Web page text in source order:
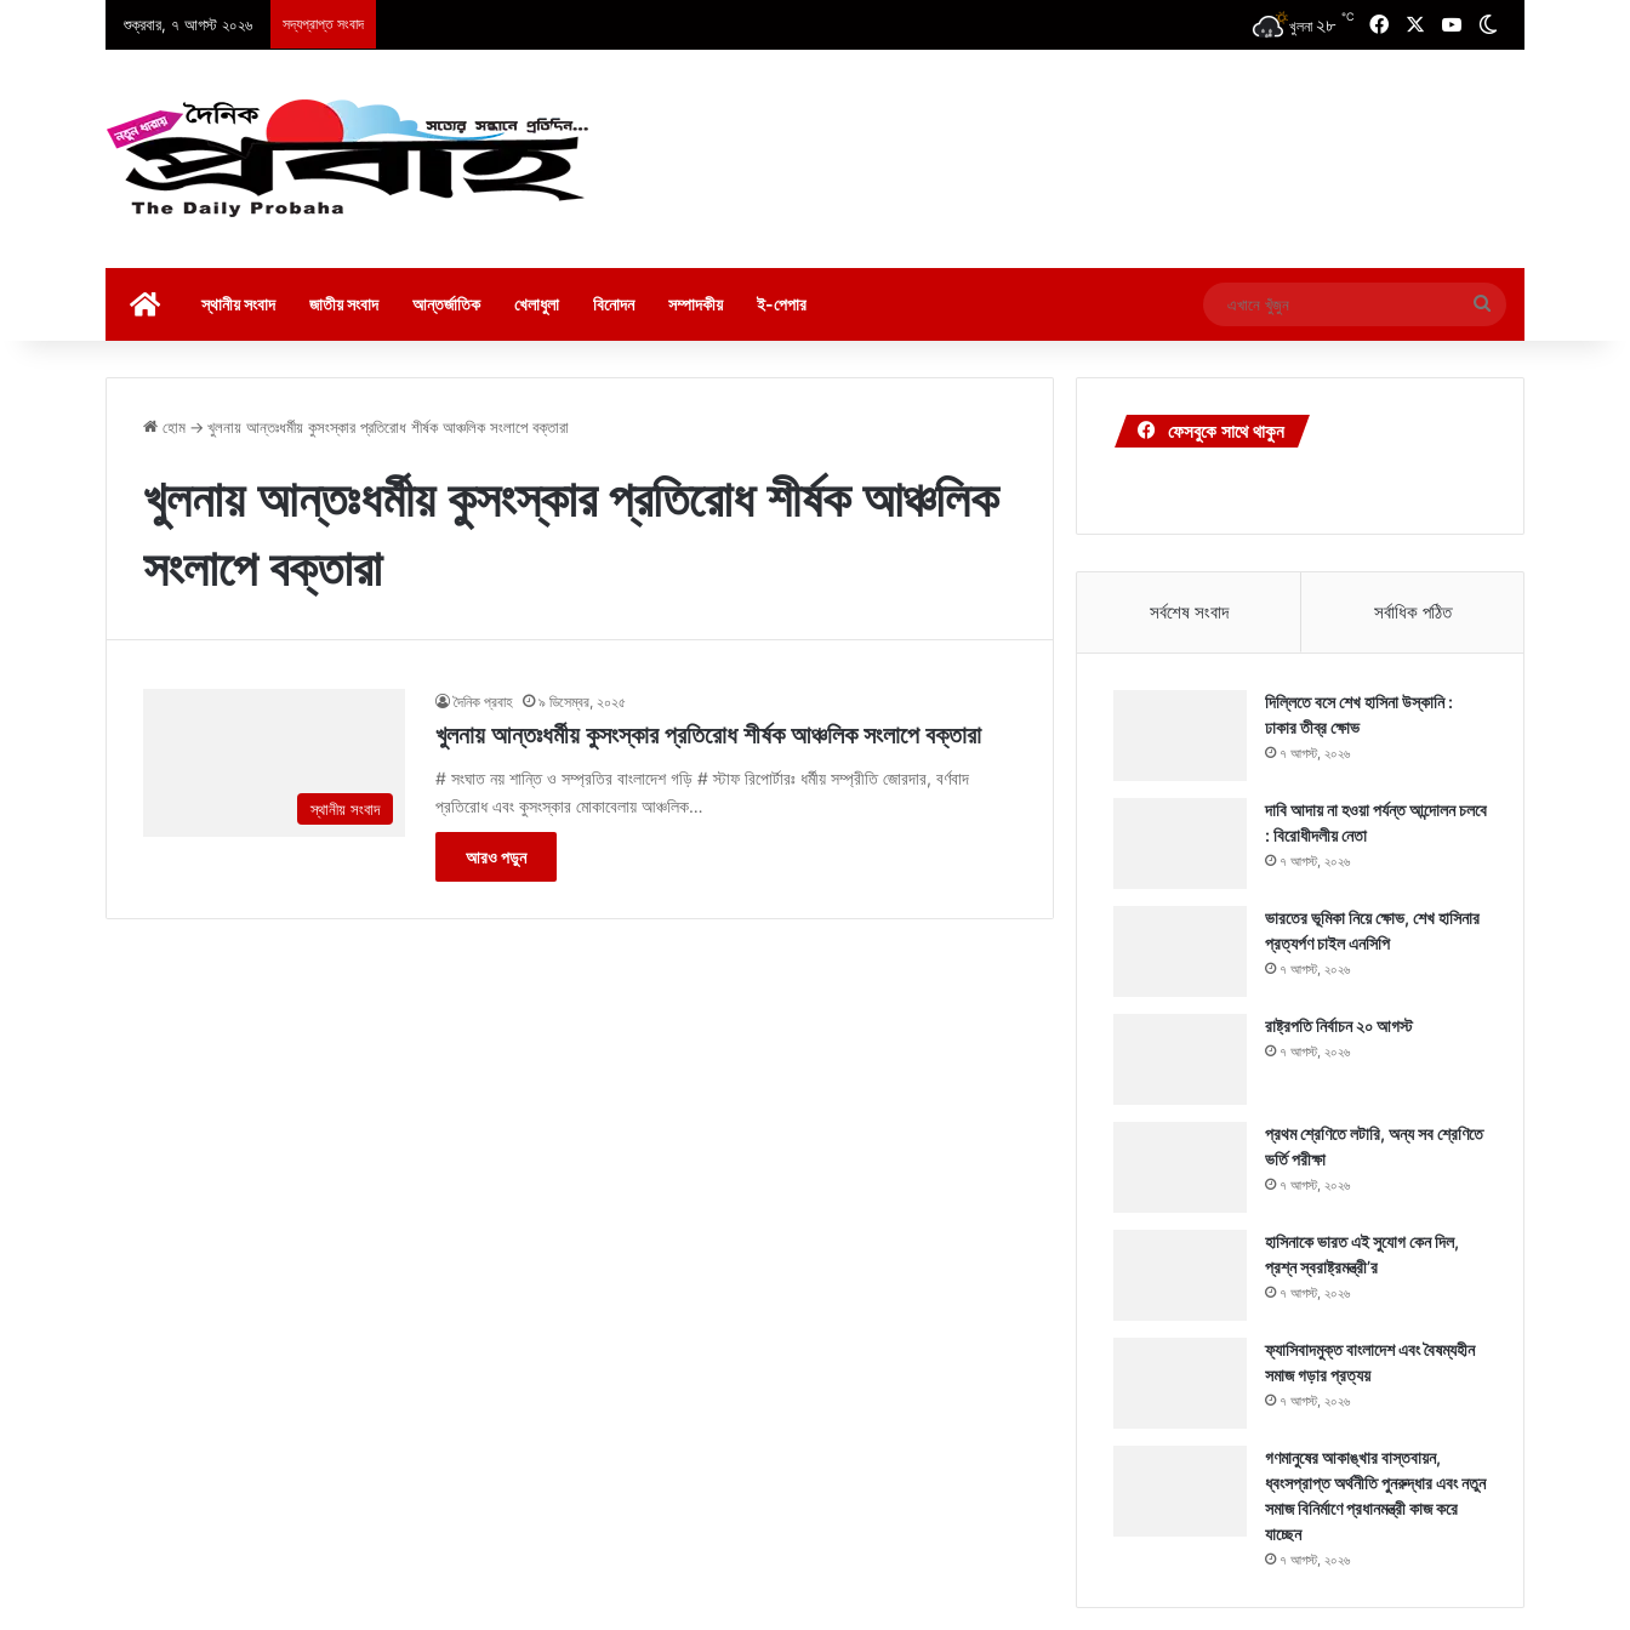
শুক্রবার, ৭ আগস্ট ২০২৬ সদ্যপ্রাপ্ত সংবাদ খুলনা ২৮ ℃ FacebookYouTube
স্থানীয় সংবাদ জাতীয় সংবাদ আন্তর্জাতিক খেলাধুলা বিনোদন সম্পাদকীয় ই-পেপার
এখানে
খুঁজুন
হোম → খুলনায় আন্তঃধর্মীয় কুসংস্কার প্রতিরোধ শীর্ষক আঞ্চলিক সংলাপে বক্তারা
খুলনায় আন্তঃধর্মীয় কুসংস্কার প্রতিরোধ শীর্ষক আঞ্চলিক
সংলাপে বক্তারা
স্থানীয় সংবাদ
দৈনিক প্রবাহ ৯ ডিসেম্বর, ২০২৫
খুলনায় আন্তঃধর্মীয় কুসংস্কার প্রতিরোধ শীর্ষক আঞ্চলিক সংলাপে বক্তারা
# সংঘাত নয় শান্তি ও সম্প্রতির বাংলাদেশ গড়ি # স্টাফ রিপোর্টারঃ ধর্মীয় সম্প্রীতি জোরদার, বর্ণবাদ
প্রতিরোধ এবং কুসংস্কার মোকাবেলায় আঞ্চলিক…
আরও পড়ুন
ফেসবুকে সাথে থাকুন
সর্বশেষ সংবাদ সর্বাধিক পঠিত
দিল্লিতে বসে শেখ হাসিনা উস্কানি :
ঢাকার তীব্র ক্ষোভ
৭ আগস্ট, ২০২৬
দাবি আদায় না হওয়া পর্যন্ত আন্দোলন চলবে
: বিরোধীদলীয় নেতা
৭ আগস্ট, ২০২৬
ভারতের ভূমিকা নিয়ে ক্ষোভ, শেখ হাসিনার
প্রত্যর্পণ চাইল এনসিপি
৭ আগস্ট, ২০২৬
রাষ্ট্রপতি নির্বাচন ২০ আগস্ট
৭ আগস্ট, ২০২৬
প্রথম শ্রেণিতে লটারি, অন্য সব শ্রেণিতে
ভর্তি পরীক্ষা
৭ আগস্ট, ২০২৬
হাসিনাকে ভারত এই সুযোগ কেন দিল,
প্রশ্ন স্বরাষ্ট্রমন্ত্রী’র
৭ আগস্ট, ২০২৬
ফ্যাসিবাদমুক্ত বাংলাদেশ এবং বৈষম্যহীন
সমাজ গড়ার প্রত্যয়
৭ আগস্ট, ২০২৬
গণমানুষের আকাঙ্খার বাস্তবায়ন,
ধ্বংসপ্রাপ্ত অর্থনীতি পুনরুদ্ধার এবং নতুন
সমাজ বিনির্মাণে প্রধানমন্ত্রী কাজ করে
যাচ্ছেন
৭ আগস্ট, ২০২৬